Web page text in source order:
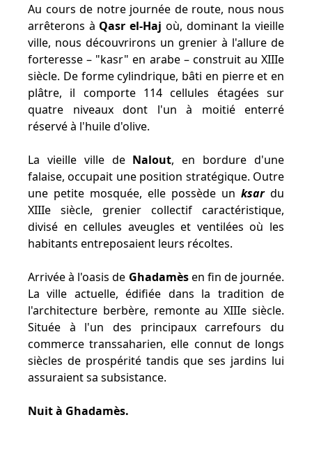
Au cours de notre journée de route, nous nous
arrêterons à Qasr el-Haj où, dominant la vieille
ville, nous découvrirons un grenier à l'allure de
forteresse – "kasr" en arabe – construit au XIIIe
siècle. De forme cylindrique, bâti en pierre et en
plâtre, il comporte 114 cellules étagées sur
quatre niveaux dont l'un à moitié enterré
réservé à l'huile d'olive.
La vieille ville de Nalout, en bordure d'une
falaise, occupait une position stratégique. Outre
une petite mosquée, elle possède un ksardu
XIIIe siècle, grenier collectif caractéristique,
divisé en cellules aveugles et ventilées où les
habitants entreposaient leurs récoltes.
Arrivée à l'oasis de Ghadamèsen fin de journée.
La ville actuelle, édifiée dans la tradition de
l'architecture berbère, remonte au XIIIe siècle.
Située à l'un des principaux carrefours du
commerce transsaharien, elle connut de longs
siècles de prospérité tandis que ses jardins lui
assuraient sa subsistance.
Nuit à Ghadamès.